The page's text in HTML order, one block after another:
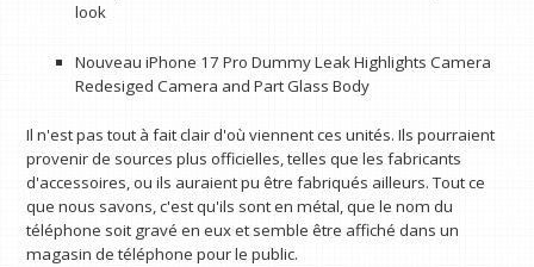
look
Nouveau iPhone 17 Pro Dummy Leak Highlights Camera
Redesiged Camera and Part Glass Body
Il n'est pas tout à fait clair d'où viennent ces unités. Ils pourraient
provenir de sources plus officielles, telles que les fabricants
d'accessoires, ou ils auraient pu être fabriqués ailleurs. Tout ce
que nous savons, c'est qu'ils sont en métal, que le nom du
téléphone soit gravé en eux et semble être affiché dans un
magasin de téléphone pour le public.